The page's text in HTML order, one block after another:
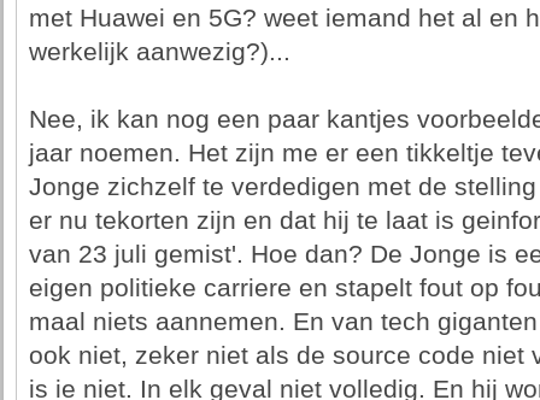
met Huawei en 5G? weet iemand het al en
werkelijk aanwezig?)...
Nee, ik kan nog een paar kantjes
jaar noemen. Het zijn me er een tikkeltje
Jonge zichzelf te verdedigen met de
er nu tekorten zijn en dat hij te laat is
van 23 juli gemist'. Hoe dan? De Jonge is
eigen politieke carriere en stapelt fout op
maal niets aannemen. En van tech
ook niet, zeker niet als de source code niet
is ie niet. In elk geval niet volledig. En hij